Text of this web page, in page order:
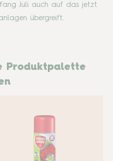
Juli auch auf das jetzt
übergreift.
Produktpalette